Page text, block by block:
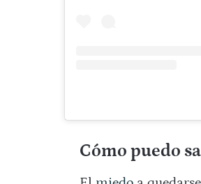
Cómo puedo